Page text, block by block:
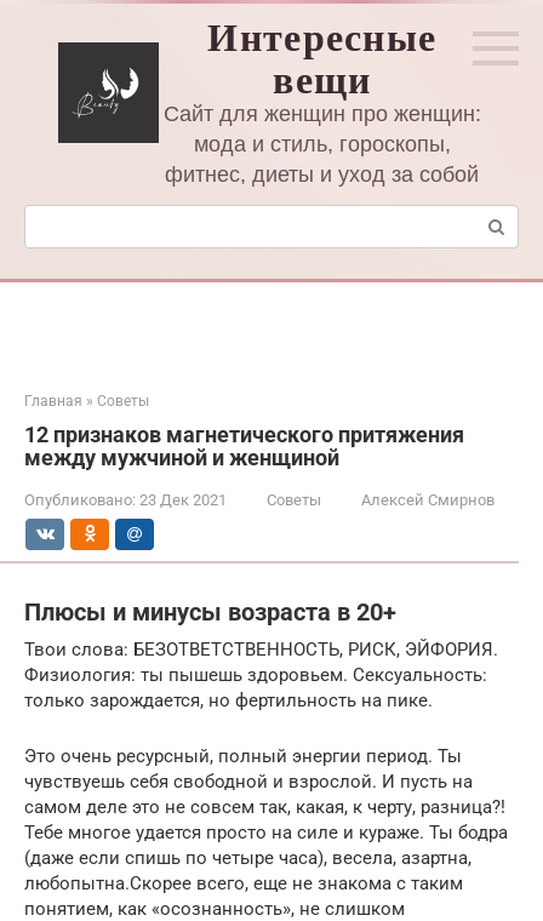
Интересные
вещи
Сайт для женщин про женщин:
мода и стиль, гороскопы,
фитнес, диеты и уход за собой
Поиск:
Главная » Советы
12 признаков магнетического притяжения
между мужчиной и женщиной
Опубликовано: 23 Дек 2021 Советы Алексей Смирнов
Плюсы и минусы возраста в 20+
Твои слова: БЕЗОТВЕТСТВЕННОСТЬ, РИСК, ЭЙФОРИЯ.
Физиология: ты пышешь здоровьем. Сексуальность:
только зарождается, но фертильность на пике.
Это очень ресурсный, полный энергии период. Ты
чувствуешь себя свободной и взрослой. И пусть на
самом деле это не совсем так, какая, к черту, разница?!
Тебе многое удается просто на силе и кураже. Ты бодра
(даже если спишь по четыре часа), весела, азартна,
любопытна.Скорее всего, еще не знакома с таким
понятием, как «осознанность», не слишком